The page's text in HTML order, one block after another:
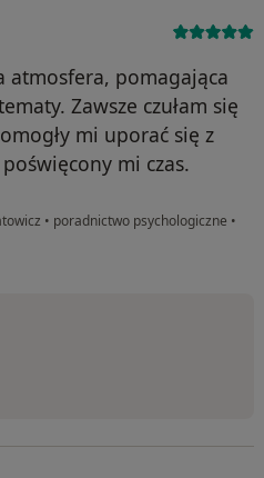
atmosfera, pomagająca
Zawsze czułam się
mi uporać się z
mi czas.
• poradnictwo psychologiczne •